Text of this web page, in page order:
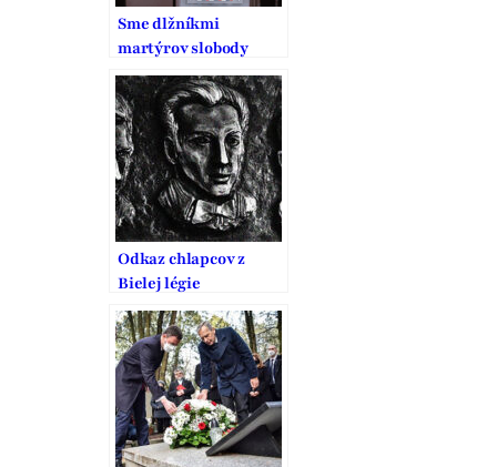
Sme dlžníkmi
martýrov slobody
Odkaz chlapcov z
Bielej légie